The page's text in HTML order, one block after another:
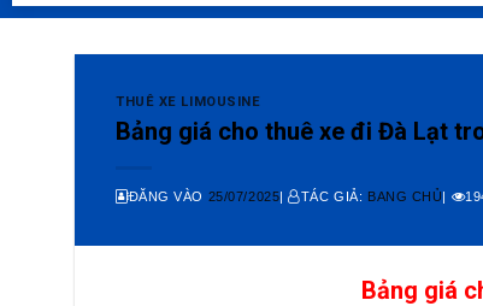
THUÊ XE LIMOUSINE
Bảng giá cho thuê xe đi Đà Lạt
ĐĂNG VÀO 25/07/2025| TÁC GIẢ: BANG CHỦ|
Bảng giá